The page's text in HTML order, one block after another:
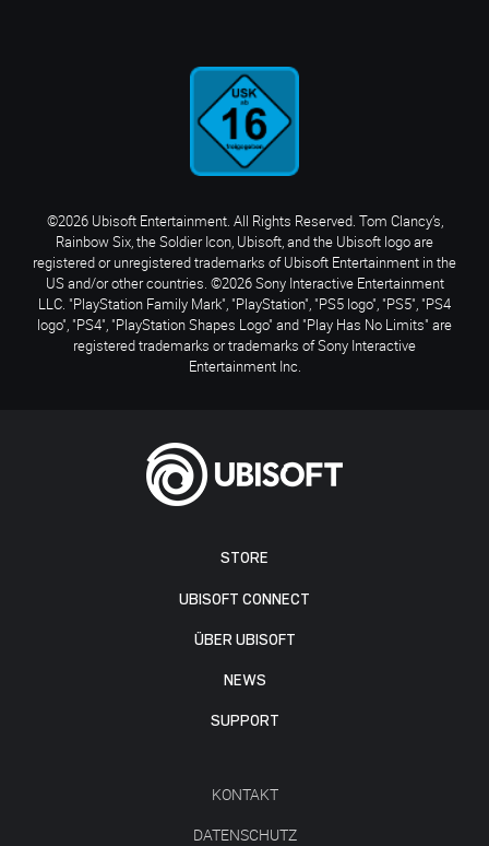
STORE
UBISOFT CONNECT
ÜBER UBISOFT
NEWS
SUPPORT
KONTAKT
DATENSCHUTZ
©2026 Ubisoft Entertainment. All Rights Reserved. Tom Clancy’s,
Rainbow Six, the Soldier Icon, Ubisoft, and the Ubisoft logo are
registered or unregistered trademarks of Ubisoft Entertainment in the
US and/or other countries. ©2026 Sony Interactive Entertainment
LLC. "PlayStation Family Mark", "PlayStation", "PS5 logo", "PS5", "PS4
logo", "PS4", "PlayStation Shapes Logo" and "Play Has No Limits" are
registered trademarks or trademarks of Sony Interactive
Entertainment Inc.